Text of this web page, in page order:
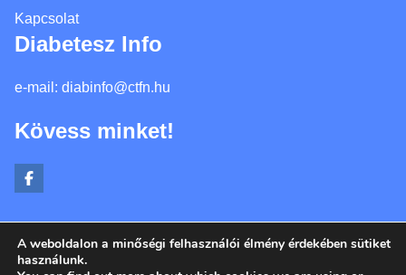
Kapcsolat
Diabetesz Info
e-mail: diabinfo@ctfn.hu
Kövess minket!
Copyright © 2024 diabinfo.hu. Minden jog fenntartva.
A weboldalon a minőségi felhasználói élmény érdekében sütiket
használunk.